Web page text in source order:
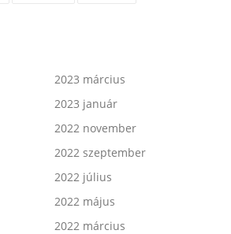
2023 március
2023 január
2022 november
2022 szeptember
2022 július
2022 május
2022 március